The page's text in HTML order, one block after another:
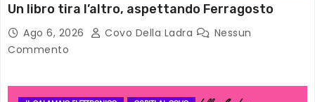
Un libro tira l’altro, aspettando Ferragosto
Ago 6, 2026 Covo Della Ladra
Nessun
Commento